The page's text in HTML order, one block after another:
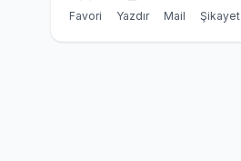
Favori Yazdır Mail Şikayet